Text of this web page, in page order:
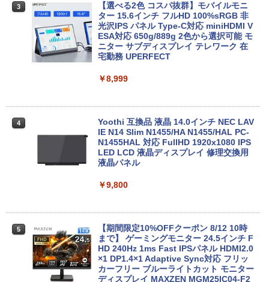
【1500円OFFクーポン】【DVDドライブ
&テンキー】ノートパソコン 中古パソコ
ン 15.6インチ SSD256GB メモリ8GB C
付き Windows11 東芝 dynabook B65
￥21,800
【★最大100%ポイント】【新生活応援・
HD】富士通 LIFEBOOK U939/第8世代 C
SB-C/USB3.1/パソコン 中古PC 中古ノー
トパソコン Windows11
￥25,800
【エントリーでポイント100％還元のチ
ャンス】GMKtec G5S ミニpc 【Intel N
5095 DDR5 8GB 128GB SSD】mini pc
Windows11 Pro 超軽量 4コア/4スレッド
2.9GHz ミニパソコン M.2 2242 SATA WI
トップPC NucBox みにpc 省エネ オフィ
￥46,248
Office2024付き デスクトップPC デスク
トップ パソコン ビジネス 第14世代 core
SSD 128GB～2TB メモリ8GB～32GB 2
み
￥45,700
★レノボ / Lenovo ThinkCentre M70q
3
【選べる2色 コスパ抜群】モバイルモニ
ター 15.6インチ フルHD 100%sRGB 非
光沢IPS パネル Type-C対応 miniHDMI V
ESA対応 650g/889g 2色から選択可能 モ
ニター サブディスプレイ テレワーク 在
宅勤務 UPERFECT
￥8,999
4
Yoothi 互換品 液晶 14.0インチ NEC LAV
IE N14 Slim N1455/HA N1455/HAL PC-
N1455HAL 対応 FullHD 1920x1080 IPS
LED LCD 液晶ディスプレイ 修理交換用
液晶パネル
￥9,800
5
【期間限定10%OFFクーポン 8/12 10時
まで】 ゲーミングモニター 24.5インチ F
HD 240Hz 1ms Fast IPSパネル HDMI2.0
×1 DP1.4×1 Adaptive Sync対応 フリッ
カーフリー ブルーライトカット モニター
ディスプレイ MAXZEN MGM25IC04-F2